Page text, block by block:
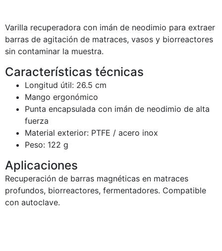
Varilla recuperadora con imán de neodimio para extraer
barras de agitación de matraces, vasos y biorreactores
sin contaminar la muestra.
Características técnicas
Longitud útil: 26.5 cm
Mango ergonómico
Punta encapsulada con imán de neodimio de alta
fuerza
Material exterior: PTFE / acero inox
Peso: 122 g
Aplicaciones
Recuperación de barras magnéticas en matraces
profundos, biorreactores, fermentadores. Compatible
con autoclave.